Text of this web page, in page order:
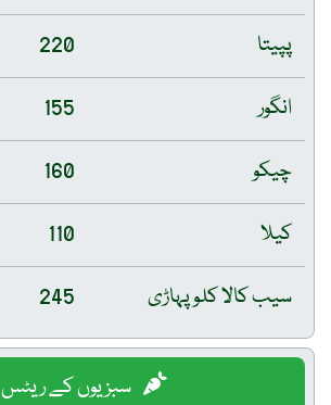
پپیتا
220
انگور
155
چیکو
160
کیلا
110
سیب کالا کلو پہاڑی
245
سبزیوں کے ریٹس